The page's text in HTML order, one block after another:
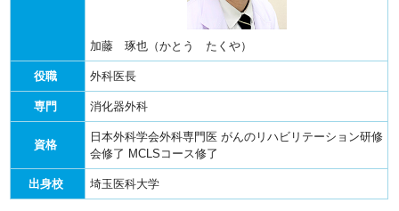
加藤 琢也（かとう たくや）
役職 外科医長
専門 消化器外科
資格
日本外科学会外科専門医 がんのリハビリテーション研修
会修了 MCLSコース修了
出身校 埼玉医科大学